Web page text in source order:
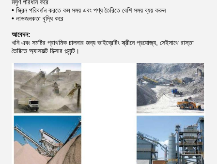
মসৃণ পরিধান করে
• স্ক্রিন পরিবর্তন করতে কম সময় এবং পণ্য তৈরিতে বেশি সময় ব্যয় করুন
• লাভজনকতা বৃদ্ধি করে
আবেদন:
খনি এবং সমষ্টির প্রাথমিক চালনার জন্য ভাইব্রেটিং স্ক্রীনে প্রযোজ্য, সেইসাথে রাস্তা
তৈরিতে অ্যাসফল্ট মিক্সার প্ল্যান্ট।